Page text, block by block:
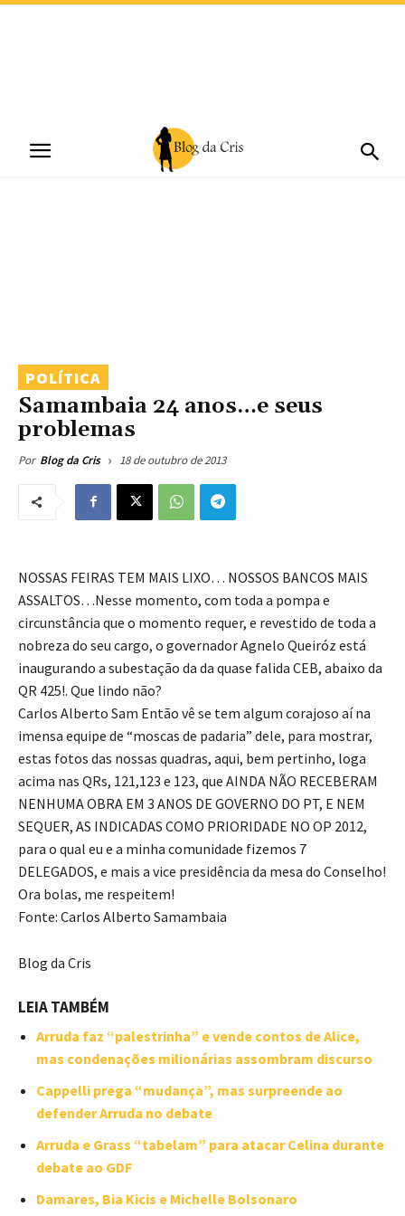
POLÍTICA
Samambaia 24 anos…e seus
problemas
Por Blog da Cris 18 de outubro de 2013
NOSSAS FEIRAS TEM MAIS LIXO… NOSSOS BANCOS MAIS
ASSALTOS…Nesse momento, com toda a pompa e
circunstância que o momento requer, e revestido de toda a
nobreza do seu cargo, o governador Agnelo Queiróz está
inaugurando a subestação da da quase falida CEB, abaixo da
QR 425!. Que lindo não?
Carlos Alberto Sam Então vê se tem algum corajoso aí na
imensa equipe de “moscas de padaria” dele, para mostrar,
estas fotos das nossas quadras, aqui, bem pertinho, loga
acima nas QRs, 121,123 e 123, que AINDA NÃO RECEBERAM
NENHUMA OBRA EM 3 ANOS DE GOVERNO DO PT, E NEM
SEQUER, AS INDICADAS COMO PRIORIDADE NO OP 2012,
para o qual eu e a minha comunidade fizemos 7
DELEGADOS, e mais a vice presidência da mesa do Conselho!
Ora bolas, me respeitem!
Fonte: Carlos Alberto Samambaia
Blog da Cris
LEIA TAMBÉM
Arruda faz “palestrinha” e vende contos de Alice,
mas condenações milionárias assombram discurso
Cappelli prega “mudança”, mas surpreende ao
defender Arruda no debate
Arruda e Grass “tabelam” para atacar Celina durante
debate ao GDF
Damares, Bia Kicis e Michelle Bolsonaro